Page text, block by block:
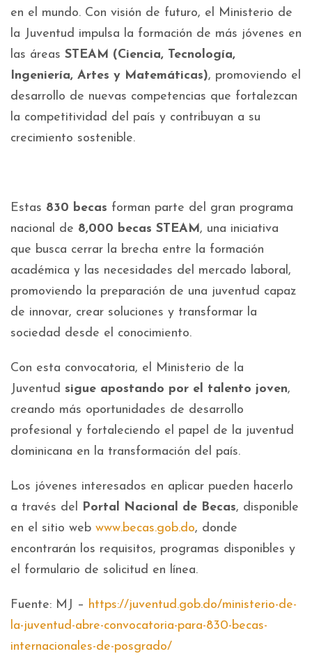
en el mundo. Con visión de futuro, el Ministerio de
la Juventud impulsa la formación de más jóvenes en
las áreas STEAM (Ciencia, Tecnología,
Ingeniería, Artes y Matemáticas), promoviendo el
desarrollo de nuevas competencias que fortalezcan
la competitividad del país y contribuyan a su
crecimiento sostenible.
Estas 830 becas forman parte del gran programa
nacional de 8,000 becas STEAM, una iniciativa
que busca cerrar la brecha entre la formación
académica y las necesidades del mercado laboral,
promoviendo la preparación de una juventud capaz
de innovar, crear soluciones y transformar la
sociedad desde el conocimiento.
Con esta convocatoria, el Ministerio de la
Juventud sigue apostando por el talento joven,
creando más oportunidades de desarrollo
profesional y fortaleciendo el papel de la juventud
dominicana en la transformación del país.
Los jóvenes interesados en aplicar pueden hacerlo
a través del Portal Nacional de Becas, disponible
en el sitio web www.becas.gob.do, donde
encontrarán los requisitos, programas disponibles y
el formulario de solicitud en línea.
Fuente: MJ – https://juventud.gob.do/ministerio-de-
la-juventud-abre-convocatoria-para-830-becas-
internacionales-de-posgrado/